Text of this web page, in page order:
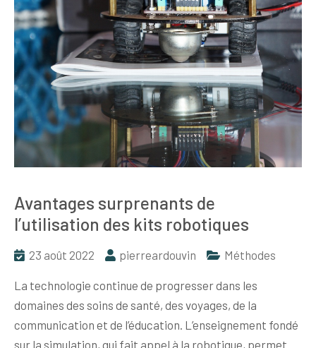
Avantages surprenants de
l’utilisation des kits robotiques
23 août 2022 pierreardouvin Méthodes
La technologie continue de progresser dans les
domaines des soins de santé, des voyages, de la
communication et de l’éducation. L’enseignement fondé
sur la simulation, qui fait appel à la robotique, permet